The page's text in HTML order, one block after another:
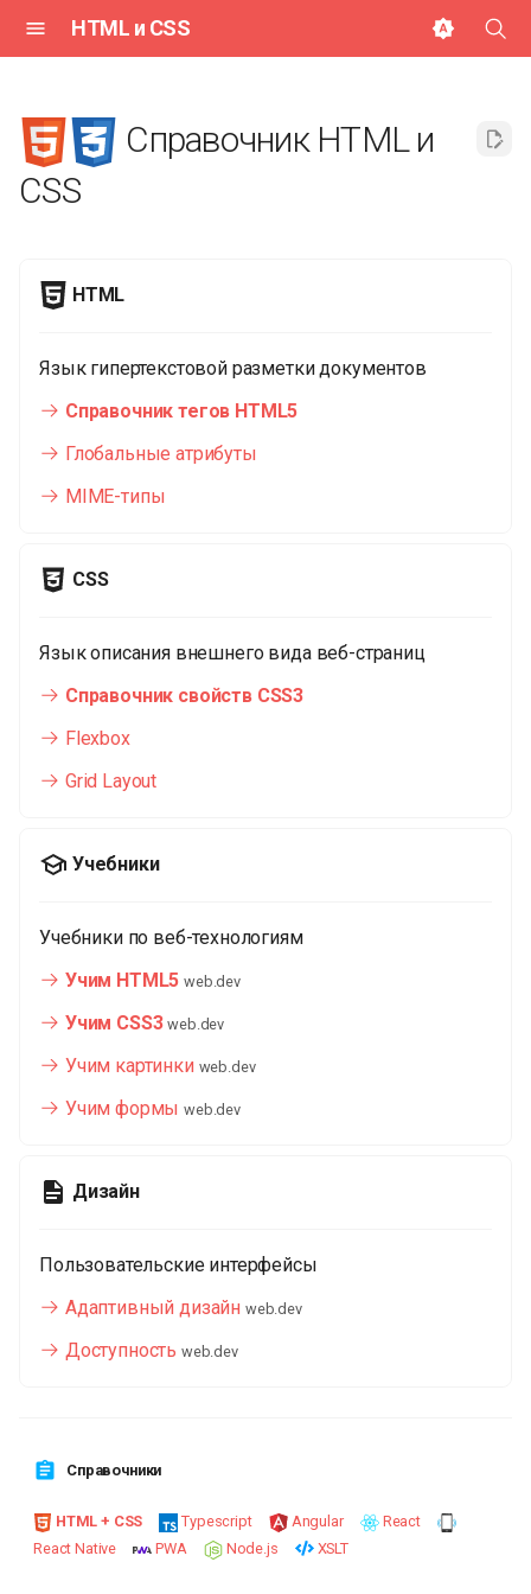
HTML и CSS
н
и
ц
Справочник HTML и
CSS
HTML
Язык гипертекстовой разметки документов
Справочник тегов HTML5
Глобальные атрибуты
MIME-типы
CSS
Язык описания внешнего вида веб-страниц
Справочник свойств CSS3
Flexbox
Grid Layout
Учебники
Учебники по веб-технологиям
Учим HTML5 web.dev
Учим CSS3 web.dev
Учим картинки web.dev
Учим формы web.dev
Дизайн
Пользовательские интерфейсы
Адаптивный дизайн web.dev
Доступность web.dev
Справочники
HTML + CSS Typescript Angular
React
React Native
PWA Node.js XSLT